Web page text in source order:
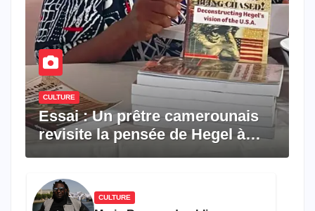
CULTURE
Essai : Un prêtre camerounais
revisite la pensée de Hegel à
CULTURE